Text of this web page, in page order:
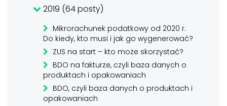
2019 (64 posty)
Mikrorachunek podatkowy od 2020 r.
Do kiedy, kto musi i jak go wygenerować?
ZUS na start – kto może skorzystać?
BDO na fakturze, czyli baza danych o
produktach i opakowaniach
BDO, czyli baza danych o produktach i
opakowaniach